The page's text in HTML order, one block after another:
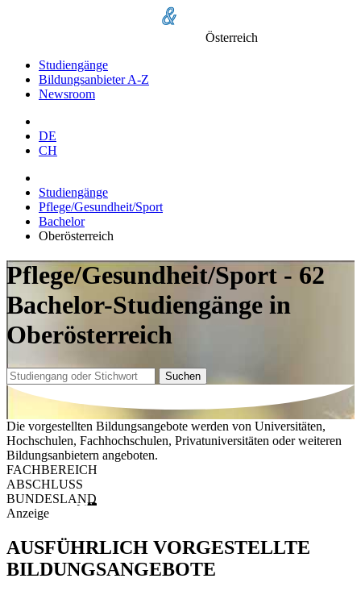
Österreich
Studiengänge
Bildungsanbieter A-Z
Newsroom
DE
CH
Studiengänge
Pflege/Gesundheit/Sport
Bachelor
Oberösterreich
Pflege/Gesundheit/Sport - 62
Bachelor-Studiengänge in
Oberösterreich
Suchen
Die vorgestellten Bildungsangebote werden von Universitäten,
Hochschulen, Fachhochschulen, Privatuniversitäten oder weiteren
Bildungsanbietern angeboten.
FACHBEREICH
ABSCHLUSS
BUNDESLAND
Anzeige
AUSFÜHRLICH VORGESTELLTE
BILDUNGSANGEBOTE